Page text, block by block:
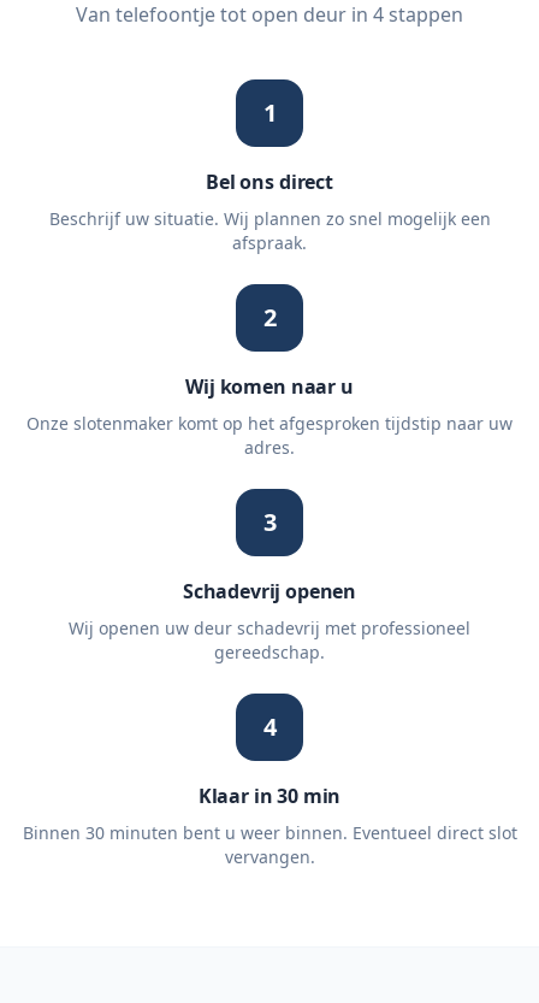
Van telefoontje tot open deur in 4 stappen
1
Bel ons direct
Beschrijf uw situatie. Wij plannen zo snel mogelijk een
afspraak.
2
Wij komen naar u
Onze slotenmaker komt op het afgesproken tijdstip naar uw
adres.
3
Schadevrij openen
Wij openen uw deur schadevrij met professioneel
gereedschap.
4
Klaar in 30 min
Binnen 30 minuten bent u weer binnen. Eventueel direct slot
vervangen.